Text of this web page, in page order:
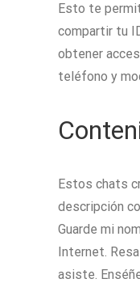
Esto te
compartir tu
obtener
teléfono y
Estos chats
descripción
Guarde mi
Internet.
asiste.